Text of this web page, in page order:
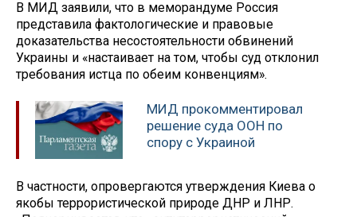
В МИД заявили, что в меморандуме Россия
представила фактологические и правовые
доказательства несостоятельности обвинений
Украины и «настаивает на том, чтобы суд отклонил
требования истца по обеим конвенциям».
МИД прокомментировал
решение суда ООН по
спору с Украиной
В частности, опровергаются утверждения Киева о
якобы террористической природе ДНР и ЛНР.